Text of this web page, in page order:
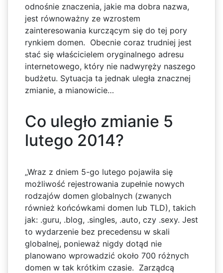
odnośnie znaczenia, jakie ma dobra nazwa,
jest równoważny ze wzrostem
zainteresowania kurczącym się do tej pory
rynkiem domen. Obecnie coraz trudniej jest
stać się właścicielem oryginalnego adresu
internetowego, który nie nadwyręży naszego
budżetu. Sytuacja ta jednak uległa znacznej
zmianie, a mianowicie…
Co uległo zmianie 5
lutego 2014?
„Wraz z dniem 5-go lutego pojawiła się
możliwość rejestrowania zupełnie nowych
rodzajów domen globalnych (zwanych
również końcówkami domen lub TLD), takich
jak: .guru, .blog, .singles, .auto, czy .sexy. Jest
to wydarzenie bez precedensu w skali
globalnej, ponieważ nigdy dotąd nie
planowano wprowadzić około 700 różnych
domen w tak krótkim czasie. Zarządcą